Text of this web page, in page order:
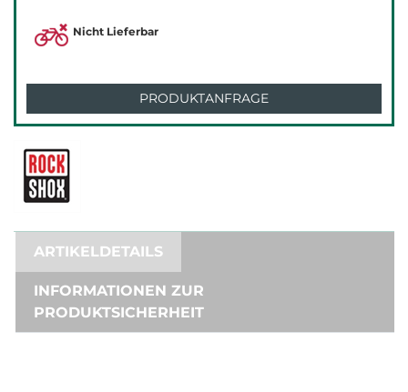
Nicht Lieferbar
PRODUKTANFRAGE
ARTIKELDETAILS
INFORMATIONEN ZUR
PRODUKTSICHERHEIT